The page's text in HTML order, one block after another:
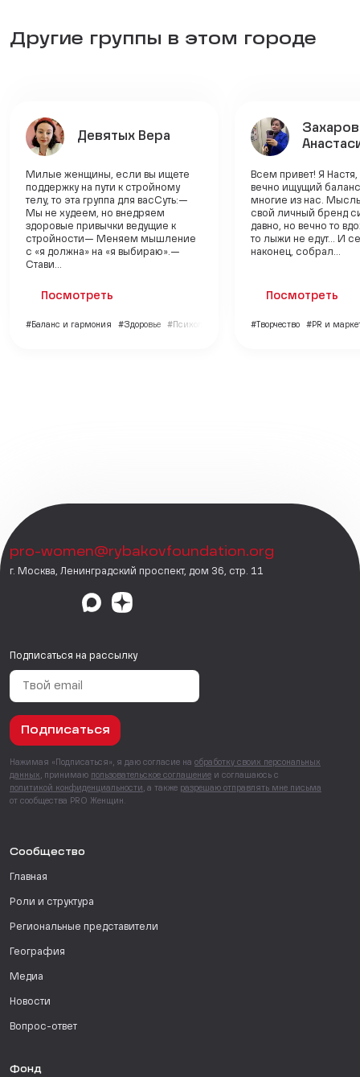
Другие группы в этом городе
Девятых Вера
Милые женщины, если вы ищете
поддержку на пути к стройному
телу, то эта группа для васСуть:—
Мы не худеем, но внедряем
здоровые привычки ведущие к
стройности— Меняем мышление
с «я должна» на «я выбираю».—
Стави...
Посмотреть
#Баланс и гармония #Здоровье #Психология
Всем привет! Я
вечно ищущий баланс
многие из нас. Мысль
свой личный бренд
давно, но вечно то
то лыжи не едут... И
наконец, собрал...
Посмотреть
#Творчество #PR и
pro-women@rybakovfoundation.org
г. Москва, Ленинградский проспект, дом 36, стр. 11
Подписаться на рассылку
Подписаться
Нажимая «Подписаться», я даю согласие на обработку своих персональных
данных , принимаю пользовательское соглашение и соглашаюсь с
политикой конфиденциальности , а также разрешаю отправлять мне письма
от сообщества PRO Женщин.
Сообщество
Главная
Роли и структура
Региональные представители
География
Медиа
Новости
Вопрос-ответ
Фонд